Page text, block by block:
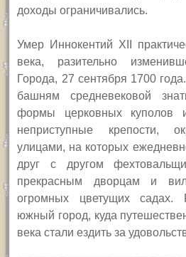
доходы ограничивались.
Умер Иннокентий XII
века, разительно
Города, 27 сентября 1700
башням средневековой
формы церковных куполов
неприступные крепости,
улицами, на которых
друг с другом
прекрасным дворцам и
огромных цветущих садах.
южный город, куда
века стали ездить за